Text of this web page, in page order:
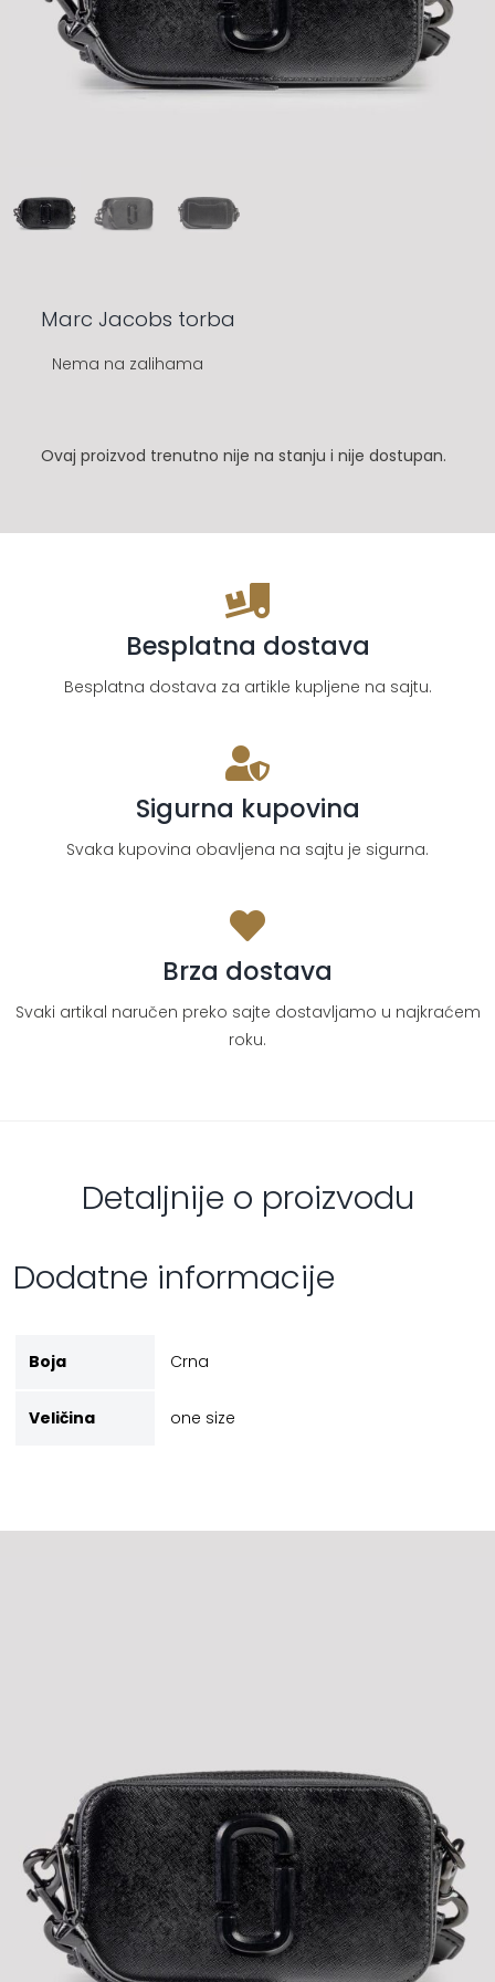
Marc Jacobs torba
Nema na zalihama
Ovaj proizvod trenutno nije na stanju i nije dostupan.
Besplatna dostava
Besplatna dostava za artikle kupljene na sajtu.
Sigurna kupovina
Svaka kupovina obavljena na sajtu je sigurna.
Brza dostava
Svaki artikal naručen preko sajte dostavljamo u najkraćem
roku.
Detaljnije o proizvodu
Dodatne informacije
Boja Crna
Veličina one size